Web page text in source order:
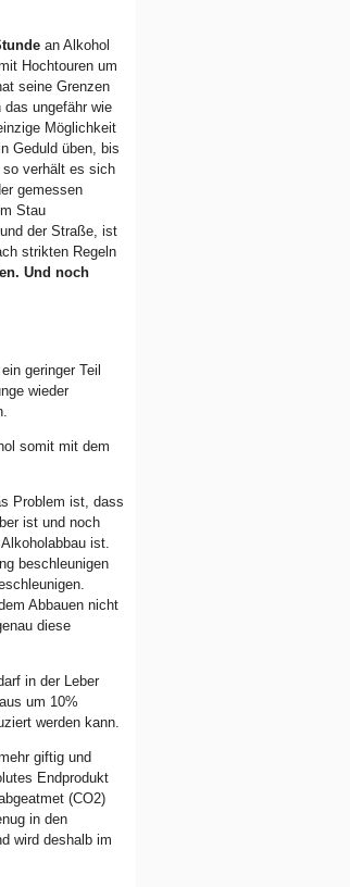
an Alkohol
Hochtouren um
seine Grenzen
ungefähr wie
Möglichkeit
Geduld üben, bis
so verhält es sich
gemessen
Stau
der Straße, ist
strikten Regeln
Und noch
geringer Teil
wieder
somit mit dem
Problem ist, dass
ist und noch
ist.
beschleunigen
Abbauen nicht
diese
in der Leber
um 10%
werden kann.
giftig und
Endprodukt
(CO2)
in den
wird deshalb im